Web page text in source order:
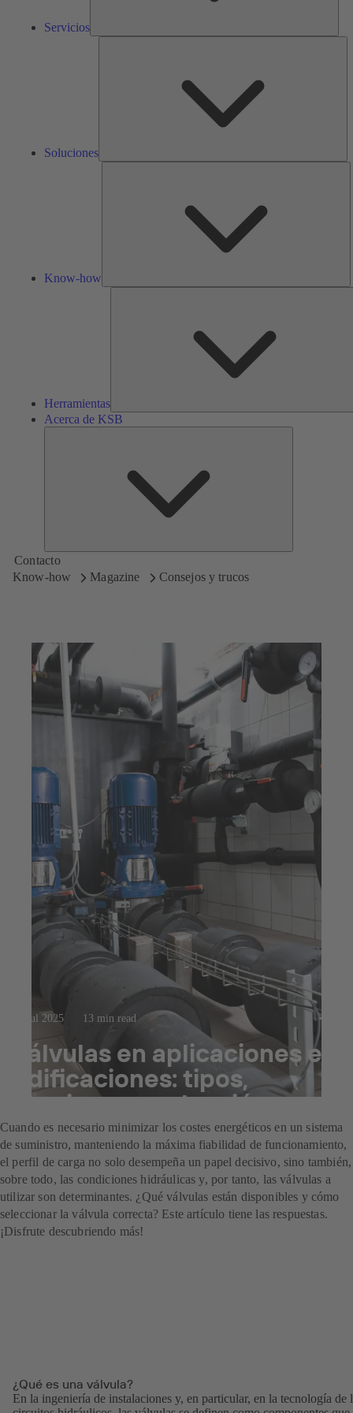
Servicios
Soluciones
Know-how
Herramientas
Acerca de KSB
Contacto
Know-how
Magazine Consejos y trucos
23 jul 2025 13 min read
Válvulas en aplicaciones en
edificaciones: tipos,
funciones y selección
Cuando es necesario minimizar los costes energéticos en un sistema
de suministro, manteniendo la máxima fiabilidad de funcionamiento,
el perfil de carga no solo desempeña un papel decisivo, sino también,
sobre todo, las condiciones hidráulicas y, por tanto, las válvulas a
utilizar son determinantes. ¿Qué válvulas están disponibles y cómo
seleccionar la válvula correcta? Este artículo tiene las respuestas.
¡Disfrute descubriendo más!
¿Qué es una válvula?
En la ingeniería de instalaciones y, en particular, en la tecnología de